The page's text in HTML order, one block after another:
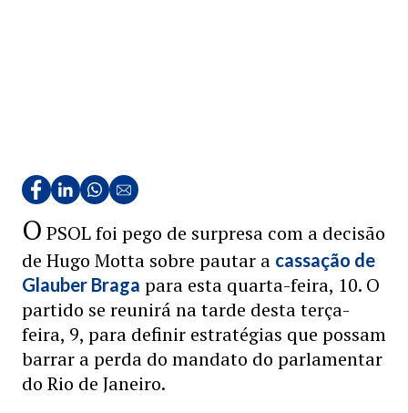
O PSOL foi pego de surpresa com a decisão
de Hugo Motta sobre pautar a cassação de
Glauber Braga para esta quarta-feira, 10. O
partido se reunirá na tarde desta terça-
feira, 9, para definir estratégias que possam
barrar a perda do mandato do parlamentar
do Rio de Janeiro.